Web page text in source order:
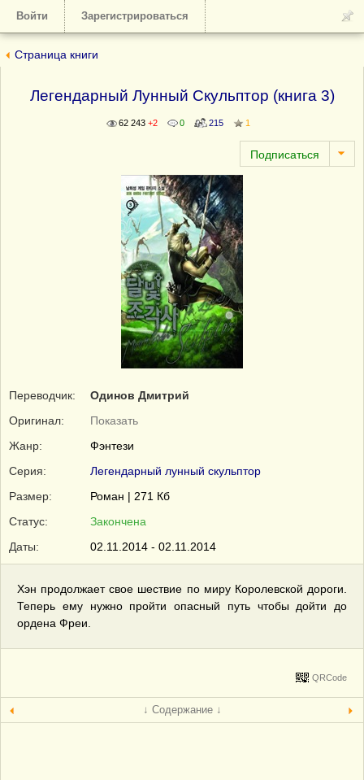
Войти Зарегистрироваться
Страница книги
Легендарный Лунный Скульптор (книга 3)
62 243 +2 0 215 1
Переводчик:
Одинов Дмитрий
Оригинал:
Показать
Жанр:
Фэнтези
Серия:
Легендарный лунный скульптор
Размер:
Роман | 271 Кб
Статус:
Закончена
Даты:
02.11.2014 - 02.11.2014
Хэн продолжает свое шествие по миру Королевской дороги.
Теперь ему нужно пройти опасный путь чтобы дойти до
ордена Фреи.
QRCode
↓ Содержание ↓